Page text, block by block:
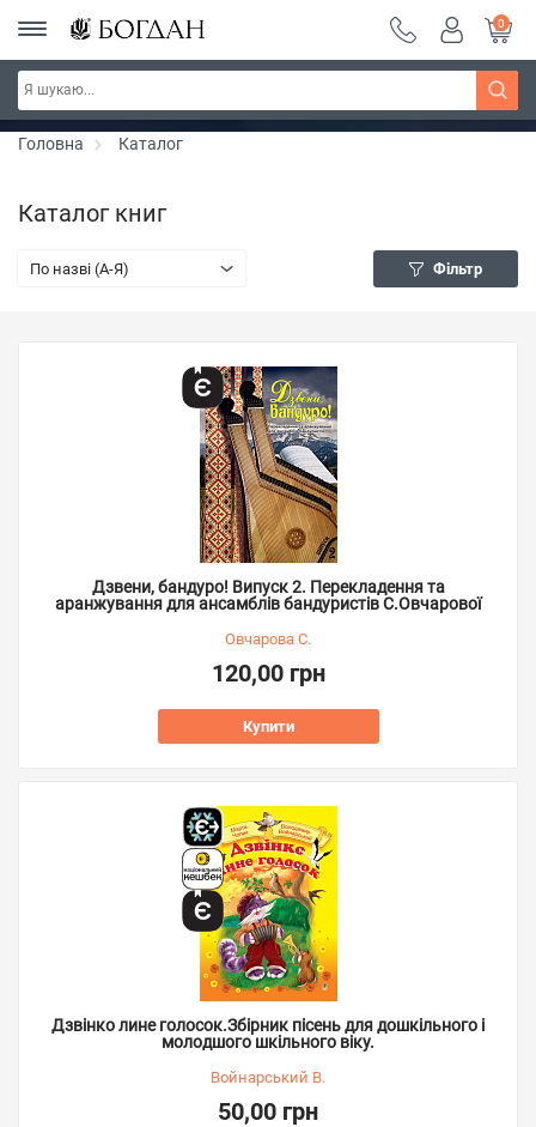
Серія "Чейзіана" ~ знижка 20%
0
Головна Каталог
Каталог книг
По назві (A-Я) Фільтр
Дзвени, бандуро! Випуск 2. Перекладення та
аранжування для ансамблів бандуристів С.Овчарової
Овчарова С.
120,00 грн
Купити
Дзвінко лине голосок.Збірник пісень для дошкільного і
молодшого шкільного віку.
Войнарський В.
50,00 грн